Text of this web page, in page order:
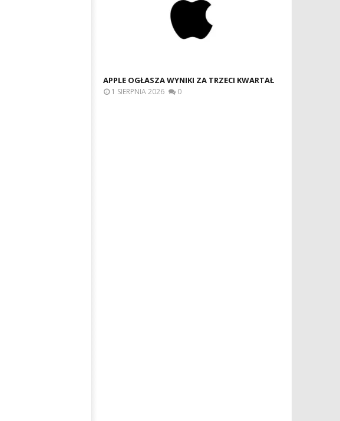
APPLE OGŁASZA WYNIKI ZA TRZECI KWARTAŁ
1 SIERPNIA 2026 0